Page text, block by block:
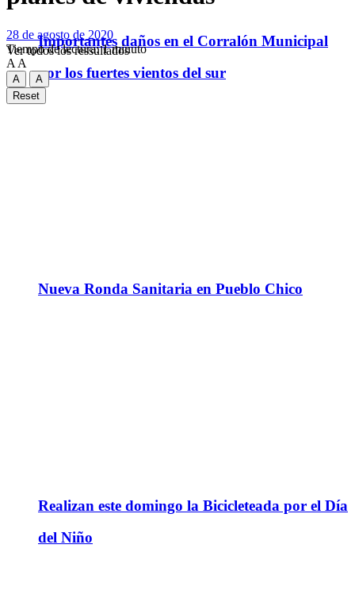
Importantes daños en el Corralón Municipal
por los fuertes vientos del sur
Nueva Ronda Sanitaria en Pueblo Chico
Realizan este domingo la Bicicleteada por el Día
del Niño
Ver todos los ressultados
28 de agosto de 2020
Tiempo de lectura: 1 minuto
A A
A
A
Reset